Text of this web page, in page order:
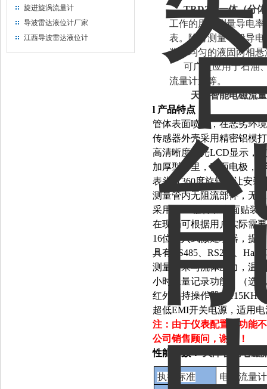
装方法
旋进旋涡流量计
导波雷达液位计厂家
江西导波雷达液位计
TRD320一体（分
工作的用来测量导电
表。除可测量一般导
浆等均匀的液固两相
可广泛应用于石油
流量计量等。
天津智能电磁流
l 产品特点：
管体表面喷锌，在恶劣环
传感器外壳采用精密铝模
高清晰度背光LCD显示，
加厚型衬里，弧面电极，*
表头可360度旋转，让安
测量管内无阻流部件，无
采用SMD器件和表面贴装
在现场可根据用户实际需
16位嵌入式微处理器，提
具有RS485、RS232、Hart
测量结果与流体压力，温
小时总量记录功能，（选
红外手持操作器，
超低EMI开关电源，适用
注：由于仪表配置和功能
公司销售顾问，谢谢！
性能参数： 天津智能电磁
执行标准
电磁流量